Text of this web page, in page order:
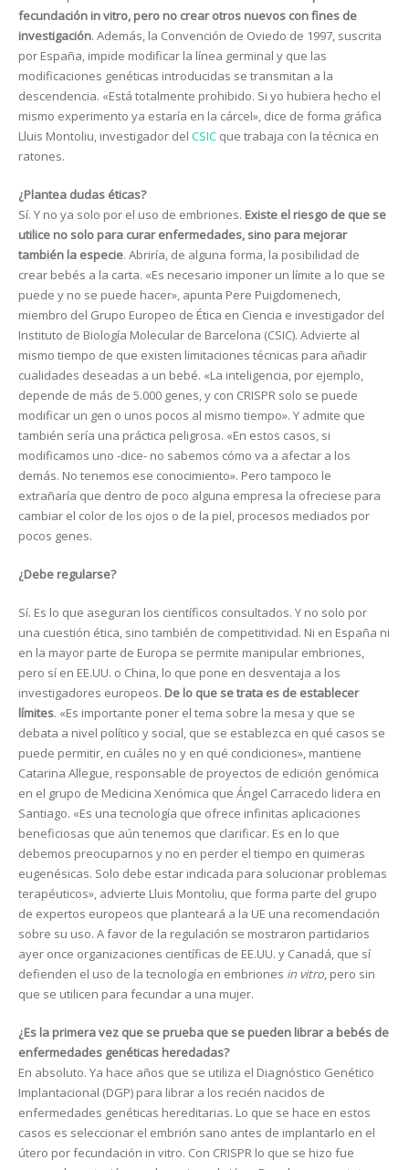
fecundación in vitro, pero no crear otros nuevos con fines de
investigación. Además, la Convención de Oviedo de 1997, suscrita
por España, impide modificar la línea germinal y que las
modificaciones genéticas introducidas se transmitan a la
descendencia. «Está totalmente prohibido. Si yo hubiera hecho el
mismo experimento ya estaría en la cárcel», dice de forma gráfica
Lluis Montoliu, investigador del CSIC que trabaja con la técnica en
ratones.
¿Plantea dudas éticas?
Sí. Y no ya solo por el uso de embriones. Existe el riesgo de que se
utilice no solo para curar enfermedades, sino para mejorar
también la especie. Abriría, de alguna forma, la posibilidad de
crear bebés a la carta. «Es necesario imponer un límite a lo que se
puede y no se puede hacer», apunta Pere Puigdomenech,
miembro del Grupo Europeo de Ética en Ciencia e investigador del
Instituto de Biología Molecular de Barcelona (CSIC). Advierte al
mismo tiempo de que existen limitaciones técnicas para añadir
cualidades deseadas a un bebé. «La inteligencia, por ejemplo,
depende de más de 5.000 genes, y con CRISPR solo se puede
modificar un gen o unos pocos al mismo tiempo». Y admite que
también sería una práctica peligrosa. «En estos casos, si
modificamos uno -dice- no sabemos cómo va a afectar a los
demás. No tenemos ese conocimiento». Pero tampoco le
extrañaría que dentro de poco alguna empresa la ofreciese para
cambiar el color de los ojos o de la piel, procesos mediados por
pocos genes.
¿Debe regularse?
Sí. Es lo que aseguran los científicos consultados. Y no solo por
una cuestión ética, sino también de competitividad. Ni en España ni
en la mayor parte de Europa se permite manipular embriones,
pero sí en EE.UU. o China, lo que pone en desventaja a los
investigadores europeos. De lo que se trata es de establecer
límites. «Es importante poner el tema sobre la mesa y que se
debata a nivel político y social, que se establezca en qué casos se
puede permitir, en cuáles no y en qué condiciones», mantiene
Catarina Allegue, responsable de proyectos de edición genómica
en el grupo de Medicina Xenómica que Ángel Carracedo lidera en
Santiago. «Es una tecnología que ofrece infinitas aplicaciones
beneficiosas que aún tenemos que clarificar. Es en lo que
debemos preocuparnos y no en perder el tiempo en quimeras
eugenésicas. Solo debe estar indicada para solucionar problemas
terapéuticos», advierte Lluis Montoliu, que forma parte del grupo
de expertos europeos que planteará a la UE una recomendación
sobre su uso. A favor de la regulación se mostraron partidarios
ayer once organizaciones científicas de EE.UU. y Canadá, que sí
defienden el uso de la tecnología en embriones in vitro, pero sin
que se utilicen para fecundar a una mujer.
¿Es la primera vez que se prueba que se pueden librar a bebés de
enfermedades genéticas heredadas?
En absoluto. Ya hace años que se utiliza el Diagnóstico Genético
Implantacional (DGP) para librar a los recién nacidos de
enfermedades genéticas hereditarias. Lo que se hace en estos
casos es seleccionar el embrión sano antes de implantarlo en el
útero por fecundación in vitro. Con CRISPR lo que se hizo fue